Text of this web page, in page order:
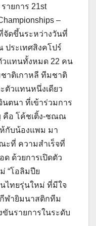
ายการ 21st
–
ที่จัดขึ้นระหว่างวันที่
ประเทศสิงคโปร์
แทนทั้งหมด 22 คน
าติเกาหลี ทีมชาติ
ตัวแทนหนึ่งเดียว
ตนา ที่เข้าร่วมการ
คือ โค้ชเติ้ง-ชณณ
กับน้องแพม มา
ะที่ ความสำเร็จที่
ด ด้วยการเปิดตัว
“โอลิมปีย
ไทยรุ่นใหม่ ที่มีใจ
ฬายิมนาสติกทีม
นรายการในระดับ